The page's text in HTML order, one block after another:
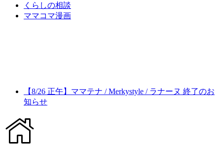
くらしの相談
ママコマ漫画
【8/26 正午】ママテナ / Merkystyle / ラナーヌ 終了のお
知らせ